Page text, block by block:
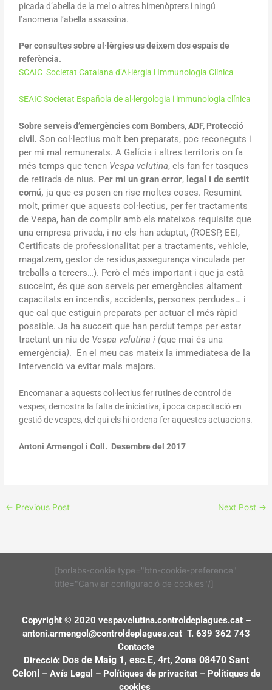
picada d’abella de la mel o altres himenòpters i ningú
l’anomena l’abella assassina.
Per consultes sobre al·lèrgies us deixem dos espais de
referència.
SCAIC Societat Catalana d’Al·lèrgia i Immunologia Clínica
SEAIC Societat Española de al·lergologia i immunologia clínica
Sobre serveis d’emergències com Bombers, ADF, Protecció
civil. Son col·lectius molt ben preparats, poc reconeguts i
per mi mal remunerats. A Galícia i altres territoris on fa
més temps que tenen Vespa velutina, els fan fer tasques
de retirada de nius. Per mi un gran error, legal i de sentit
comú, ja que es posen en risc moltes coses. Resumint
molt, primer que aquests col·lectius, per fer tractaments
de Vespa, han de complir amb els mateixos requisits que
una empresa privada, i no els han adaptat, (ROESP, EEI,
Certificats de professionalitat per a tractaments, vehicle,
magatzem, gestor de residus,assegurança vinculada per
treballs a tercers…). Però el més important i que ja està
succeint, és que son serveis per emergències altament
capacitats en incendis, accidents, persones perdudes… i
que cal que estiguin preparats per actuar el més ràpid
possible. Ja ha succeït que han perdut temps per estar
tractant un niu de Vespa velutina i (que mai és una
emergència). En el meu cas mateix la immediatesa de la
intervenció va evitar mals majors.
Encomanar a aquests col·lectius fer rutines de control de
vespes, demostra la falta de iniciativa, i poca capacitació en
gestió de vespes, del qui els hi ordena fer aquestes actuacions.
Antoni Armengol i Coll. Desembre del 2017
← Previous Post Next Post →
[borlabs-cookie type="btn-cookie-preference"
title="Canviar configuració de cookies"/]
Copyright © 2020 vespavelutina.controldeplagues.cat –
antoni.armengol@controldeplagues.cat T. 639 362 743
Contacte
Direcció: Dos de Maig 1, esc.E, 4rt, 2ona 08470 Sant
Celoni– Avís Legal – Polítiques de privacitat– Polítiques de
cookies